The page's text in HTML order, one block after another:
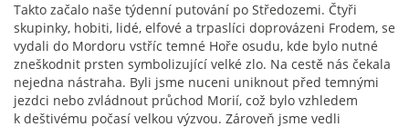
Takto začalo naše týdenní putování po Středozemi. Čtyři
skupinky, hobiti, lidé, elfové a trpaslíci doprovázeni Frodem, se
vydali do Mordoru vstříc temné Hoře osudu, kde bylo nutné
zneškodnit prsten symbolizující velké zlo. Na cestě nás čekala
nejedna nástraha. Byli jsme nuceni uniknout před temnými
jezdci nebo zvládnout průchod Morií, což bylo vzhledem
k deštivému počasí velkou výzvou. Zároveň jsme vedli